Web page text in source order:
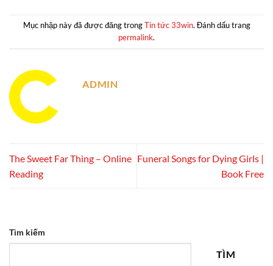
Mục nhập này đã được đăng trongTin tức 33win. Đánh dấu trang
permalink.
ADMIN
The Sweet Far Thing – Online
Reading
Funeral Songs for Dying Girls |
Book Free
Tìm kiếm
TÌM